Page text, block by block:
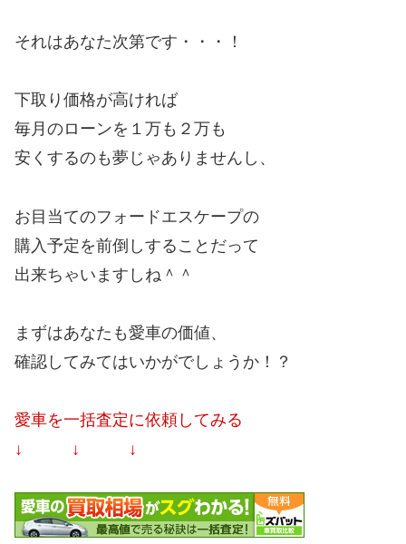
それはあなた次第です・・・！
下取り価格が高ければ
毎月のローンを１万も２万も
安くするのも夢じゃありませんし、
お目当てのフォードエスケープの
購入予定を前倒しすることだって
出来ちゃいますしね＾＾
まずはあなたも愛車の価値、
確認してみてはいかがでしょうか！？
愛車を一括査定に依頼してみる
↓ ↓ ↓